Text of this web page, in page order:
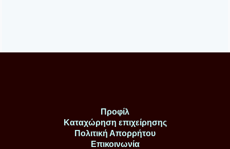
Προφίλ
Καταχώρηση επιχείρησης
Πολιτική Απορρήτου
Επικοινωνία